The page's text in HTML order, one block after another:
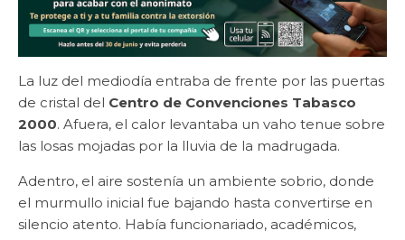
La luz del mediodía entraba de frente por las puertas
de cristal del Centro de Convenciones Tabasco
2000. Afuera, el calor levantaba un vaho tenue sobre
las losas mojadas por la lluvia de la madrugada.
Adentro, el aire sostenía un ambiente sobrio, donde
el murmullo inicial fue bajando hasta convertirse en
silencio atento. Había funcionariado, académicos,